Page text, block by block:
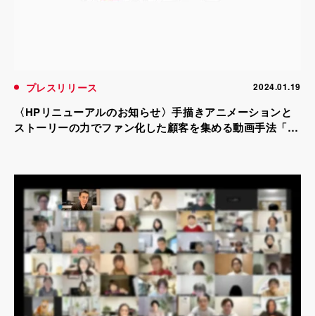
プレスリリース 2024.01.19
〈HPリニューアルのお知らせ〉手描きアニメーションと
ストーリーの力でファン化した顧客を集める動画手法「お